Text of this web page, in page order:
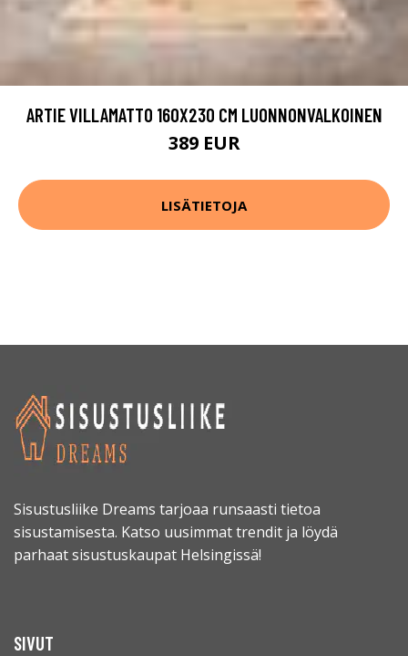
ARTIE VILLAMATTO 160X230 CM LUONNONVALKOINEN
389 EUR
LISÄTIETOJA
Sisustusliike Dreams tarjoaa runsaasti tietoa
sisustamisesta. Katso uusimmat trendit ja löydä
parhaat sisustuskaupat Helsingissä!
SIVUT